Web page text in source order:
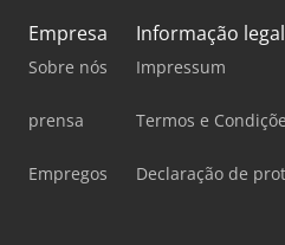
transportador de cavacos
com articulação. Largura de 350
pela Soraluce para a inclusão
Iluminação da área de trabalho.
do armário elétrico. Ilum
Empresa
Sobre nós
prensa
Empregos
Informação legal
Impressum
Termos e
Declaração de